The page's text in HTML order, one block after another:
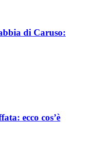
di Caruso:
ecco cos’è